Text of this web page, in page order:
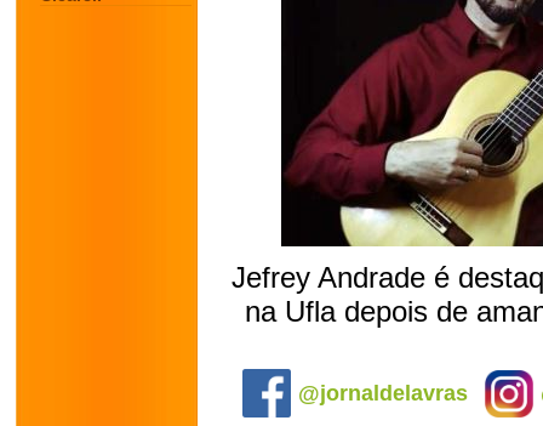
Jefrey Andrade é
na Ufla depois de
@jornaldelavras